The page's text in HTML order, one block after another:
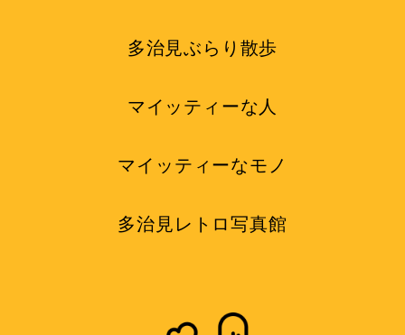
多治見ぶらり散歩
マイッティーな人
マイッティーなモノ
多治見レトロ写真館